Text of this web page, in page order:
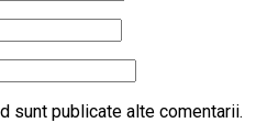
sunt publicate alte comentarii.